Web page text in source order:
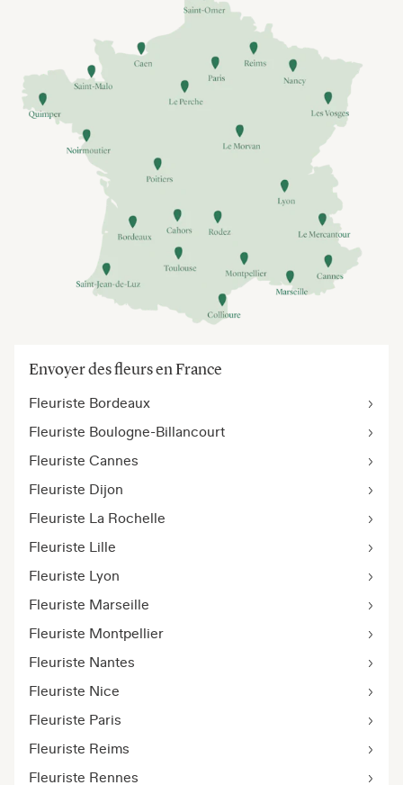
Envoyer des fleurs en France
Fleuriste Bordeaux
Fleuriste Boulogne-Billancourt
Fleuriste Cannes
Fleuriste Dijon
Fleuriste La Rochelle
Fleuriste Lille
Fleuriste Lyon
Fleuriste Marseille
Fleuriste Montpellier
Fleuriste Nantes
Fleuriste Nice
Fleuriste Paris
Fleuriste Reims
Fleuriste Rennes